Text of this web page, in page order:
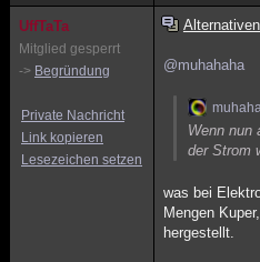
UffTaTa
Mitglied gesperrt
-> Begründung
Private Nachricht
Link kopieren
Lesezeichen setzen
@muhahaha
Wenn nun
der Strom
was bei
Mengen
hergestellt.